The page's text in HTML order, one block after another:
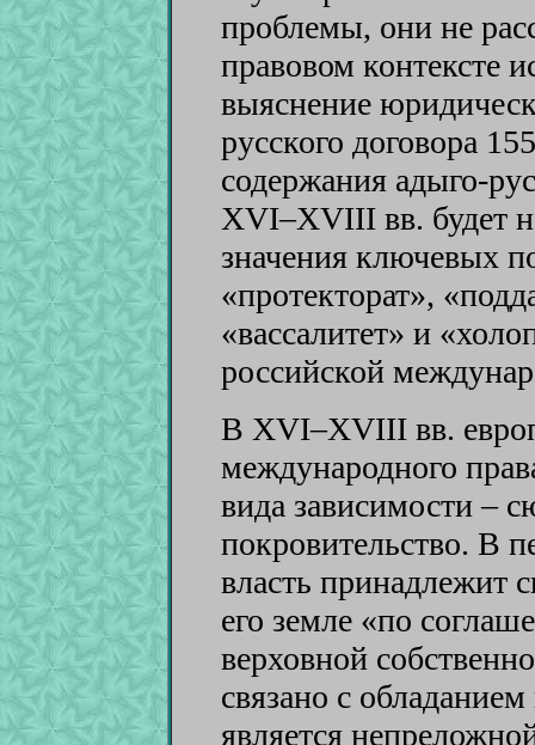
проблемы, они не
правовом контексте
выяснение
русского договора
содержания адыго-
XVI–XVIII вв. будет
значения ключевых
«протекторат»,
«вассалитет» и
российской
В XVI–XVIII вв.
международного
вида зависимости –
покровительство. В
власть принадлежит
его земле «по
верховной
связано с
является